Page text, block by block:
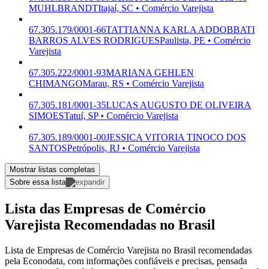
MUHLBRANDTItajaí, SC • Comércio Varejista
67.305.179/0001-66TATTIANNA KARLA ADDOBBATI
BARROS ALVES RODRIGUESPaulista, PE • Comércio
Varejista
67.305.222/0001-93MARIANA GEHLEN
CHIMANGOMarau, RS • Comércio Varejista
67.305.181/0001-35LUCAS AUGUSTO DE OLIVEIRA
SIMOESTatuí, SP • Comércio Varejista
67.305.189/0001-00JESSICA VITORIA TINOCO DOS
SANTOSPetrópolis, RJ • Comércio Varejista
Mostrar listas completas
Sobre essa lista
Lista das Empresas de Comércio
Varejista Recomendadas no Brasil
Lista de Empresas de Comércio Varejista no Brasil recomendadas
pela Econodata, com informações confiáveis e precisas, pensada